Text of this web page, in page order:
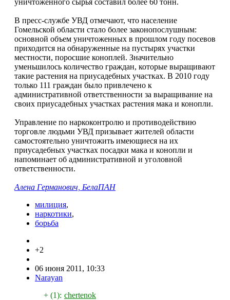
В пресс-службе УВД отмечают, что население
Гомельской области стало более законопослушным:
основной объем уничтоженных в прошлом году посевов
приходится на обнаруженные на пустырях участки
местности, поросшие коноплей. Значительно
уменьшилось количество граждан, которые выращивают
такие растения на приусадебных участках. В 2010 году
только 111 граждан было привлечено к
административной ответственности за выращивание на
своих приусадебных участках растения мака и конопли.
Управление по наркоконтролю и противодействию
торговле людьми УВД призывает жителей области
самостоятельно уничтожить имеющиеся на их
приусадебных участках посадки мака и конопли и
напоминает об административной и уголовной
ответственности.
Алена Германович, БелаПАН
милиция,
наркотики,
борьба
+2
06 июня 2011, 10:33
Narayan
+ (1): chertenok